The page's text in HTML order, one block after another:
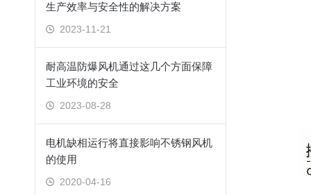
生产效率与安全性的解决方案
2023-11-21
耐高温防爆风机通过这几个方面保障
工业环境的安全
2023-08-28
电机缺相运行将直接影响不锈钢风机
的使用
2020-04-16